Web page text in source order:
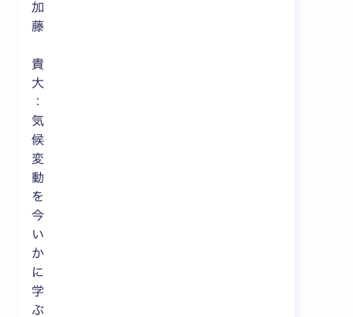
加
藤
貴
大
：
気
候
変
動
を
今
い
か
に
学
ぶ